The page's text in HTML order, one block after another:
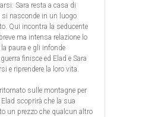
Sara resta a casa di
si nasconde in un luogo
Qui incontra la seducente
ma intensa relazione lo
paura e gli infonde
finisce ed Elad e Sara
e riprendere la loro vita.
sulle montagne per
Elad scoprirà che la sua
un prezzo che qualcun altro